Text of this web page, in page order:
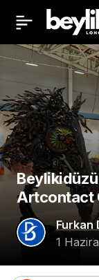
Artcontact
Furkan
1
Beylikdüzü’nün
Binaları Tespit